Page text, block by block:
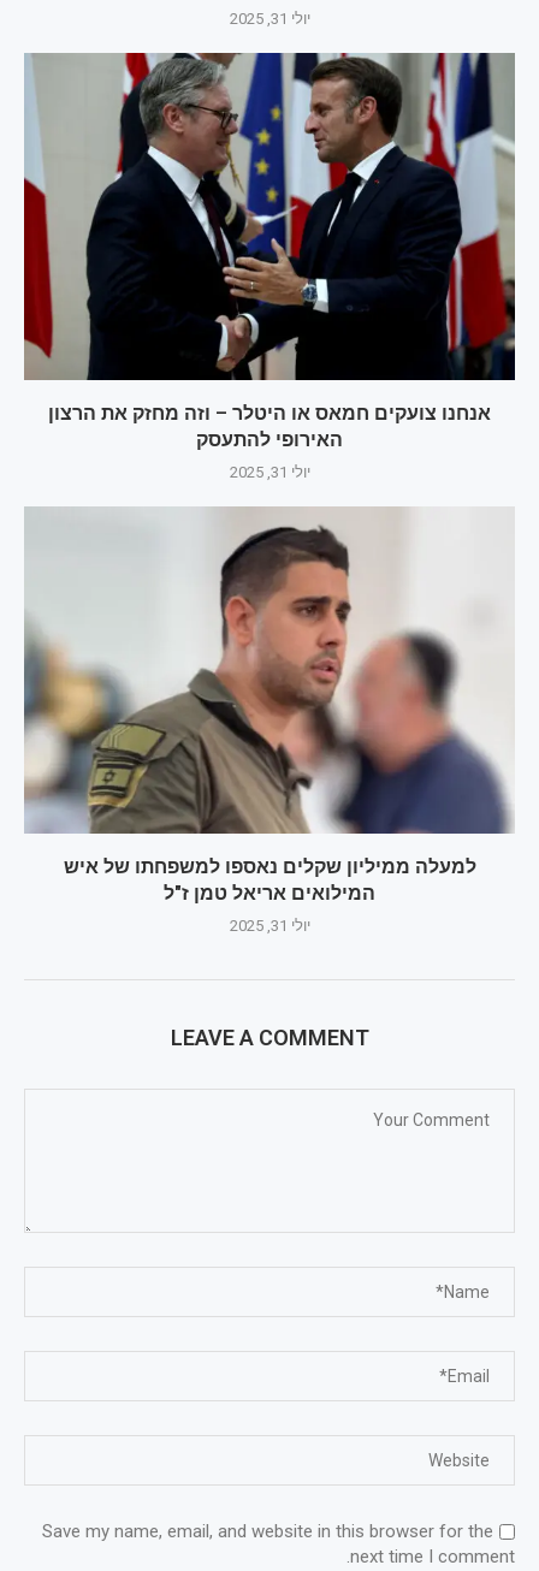
יולי 31, 2025
אנחנו צועקים חמאס או היטלר – וזה מחזק את הרצון
האירופי להתעסק
יולי 31, 2025
למעלה ממיליון שקלים נאספו למשפחתו של איש
המילואים אריאל טמן ז"ל
יולי 31, 2025
LEAVE A COMMENT
Save my name, email, and website in this browser for the
next time I comment.